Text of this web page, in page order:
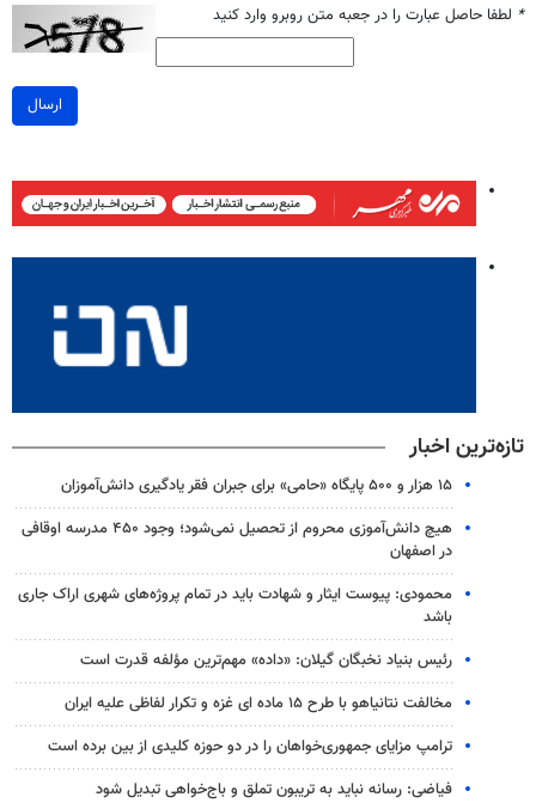
* لطفا حاصل عبارت را در جعبه متن روبرو وارد کنید
ارسال
تازه‌ترین اخبار
۱۵ هزار و ۵۰۰ پایگاه «حامی» برای جبران فقر یادگیری دانش‌آموزان
هیچ دانش‌آموزی محروم از تحصیل نمی‌شود؛ وجود ۴۵۰ مدرسه اوقافی
در اصفهان
محمودی: پیوست ایثار و شهادت باید در تمام پروژه‌های شهری اراک جاری
باشد
رئیس بنیاد نخبگان گیلان: «داده» مهم‌ترین مؤلفه قدرت است
مخالفت نتانیاهو با طرح ۱۵ ماده ای غزه و تکرار لفاظی علیه ایران
ترامپ مزایای جمهوری‌خواهان را در دو حوزه کلیدی از بین برده است
فیاضی: رسانه نباید به تریبون تملق و باج‌خواهی تبدیل شود